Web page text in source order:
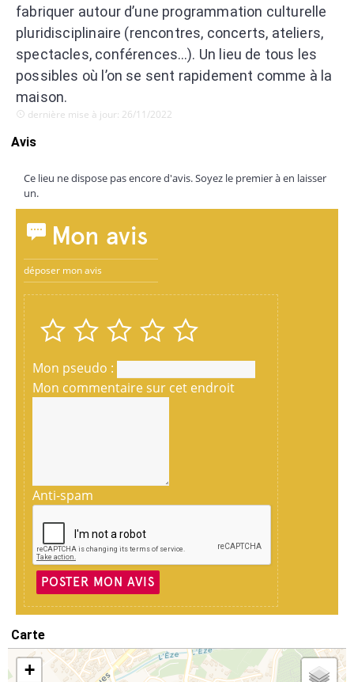
fabriquer autour d’une programmation culturelle
pluridisciplinaire (rencontres, concerts, ateliers,
spectacles, conférences…). Un lieu de tous les
possibles où l’on se sent rapidement comme à la
maison.
dernière mise à jour: 26/11/2022
Avis
Ce lieu ne dispose pas encore d'avis. Soyez le premier à en laisser
un.
Mon avis
déposer mon avis
Mon pseudo :
Mon commentaire sur cet endroit
Anti-spam
POSTER MON AVIS
Carte
+